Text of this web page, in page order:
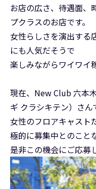
お店の広さ、待遇面、
プクラスのお店です。
女性らしさを演出する
にも人気だそうで
楽しみながらワイワ
現在、New Club 六本
ギ クラシキテン）さ
女性のフロアキャスト
極的に募集中とのこと
是非この機会にご応募